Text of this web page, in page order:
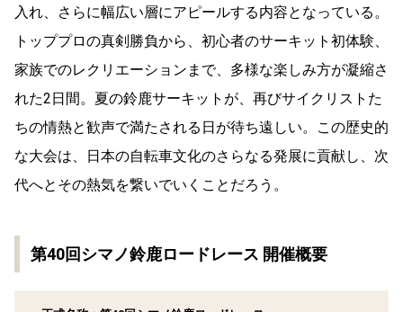
入れ、さらに幅広い層にアピールする内容となっている。
トッププロの真剣勝負から、初心者のサーキット初体験、
家族でのレクリエーションまで、多様な楽しみ方が凝縮さ
れた2日間。夏の鈴鹿サーキットが、再びサイクリストた
ちの情熱と歓声で満たされる日が待ち遠しい。この歴史的
な大会は、日本の自転車文化のさらなる発展に貢献し、次
代へとその熱気を繋いでいくことだろう。
第40回シマノ鈴鹿ロードレース 開催概要